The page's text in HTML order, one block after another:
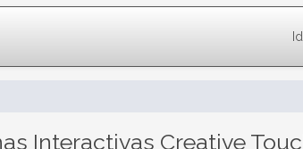
Interactivas Creative